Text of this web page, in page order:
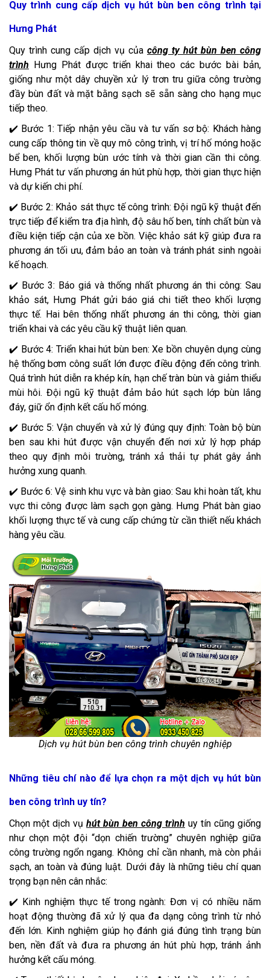
Quy trình cung cấp dịch vụ hút bùn ben công trình tại
Hưng Phát
Quy trình cung cấp dịch vụ của công ty hút bùn ben công
trình Hưng Phát được triển khai theo các bước bài bản,
giống như một dây chuyền xử lý trơn tru giữa công trường
đầy bùn đất và mặt bằng sạch sẽ sẵn sàng cho hạng mục
tiếp theo.
✔️ Bước 1: Tiếp nhận yêu cầu và tư vấn sơ bộ: Khách hàng
cung cấp thông tin về quy mô công trình, vị trí hố móng hoặc
bể ben, khối lượng bùn ước tính và thời gian cần thi công.
Hưng Phát tư vấn phương án hút phù hợp, thời gian thực hiện
và dự kiến chi phí.
✔️ Bước 2: Khảo sát thực tế công trình: Đội ngũ kỹ thuật đến
trực tiếp để kiểm tra địa hình, độ sâu hố ben, tính chất bùn và
điều kiện tiếp cận của xe bồn. Việc khảo sát kỹ giúp đưa ra
phương án tối ưu, đảm bảo an toàn và tránh phát sinh ngoài
kế hoạch.
✔️ Bước 3: Báo giá và thống nhất phương án thi công: Sau
khảo sát, Hưng Phát gửi báo giá chi tiết theo khối lượng
thực tế. Hai bên thống nhất phương án thi công, thời gian
triển khai và các yêu cầu kỹ thuật liên quan.
✔️ Bước 4: Triển khai hút bùn ben: Xe bồn chuyên dụng cùng
hệ thống bơm công suất lớn được điều động đến công trình.
Quá trình hút diễn ra khép kín, hạn chế tràn bùn và giảm thiểu
mùi hôi. Đội ngũ kỹ thuật đảm bảo hút sạch lớp bùn lắng
đáy, giữ ổn định kết cấu hố móng.
✔️ Bước 5: Vận chuyển và xử lý đúng quy định: Toàn bộ bùn
ben sau khi hút được vận chuyển đến nơi xử lý hợp pháp
theo quy định môi trường, tránh xả thải tự phát gây ảnh
hưởng xung quanh.
✔️ Bước 6: Vệ sinh khu vực và bàn giao: Sau khi hoàn tất, khu
vực thi công được làm sạch gọn gàng. Hưng Phát bàn giao
khối lượng thực tế và cung cấp chứng từ cần thiết nếu khách
hàng yêu cầu.
Dịch vụ hút bùn ben công trình chuyên nghiệp
Những tiêu chí nào để lựa chọn ra một dịch vụ hút bùn
ben công trình uy tín?
Chọn một dịch vụ hút bùn ben công trình uy tín cũng giống
như chọn một đội “dọn chiến trường” chuyên nghiệp giữa
công trường ngổn ngang. Không chỉ cần nhanh, mà còn phải
sạch, an toàn và đúng luật. Dưới đây là những tiêu chí quan
trọng bạn nên cân nhắc:
✔️ Kinh nghiệm thực tế trong ngành: Đơn vị có nhiều năm
hoạt động thường đã xử lý qua đa dạng công trình từ nhỏ
đến lớn. Kinh nghiệm giúp họ đánh giá đúng tình trạng bùn
ben, nền đất và đưa ra phương án hút phù hợp, tránh ảnh
hưởng kết cấu móng.